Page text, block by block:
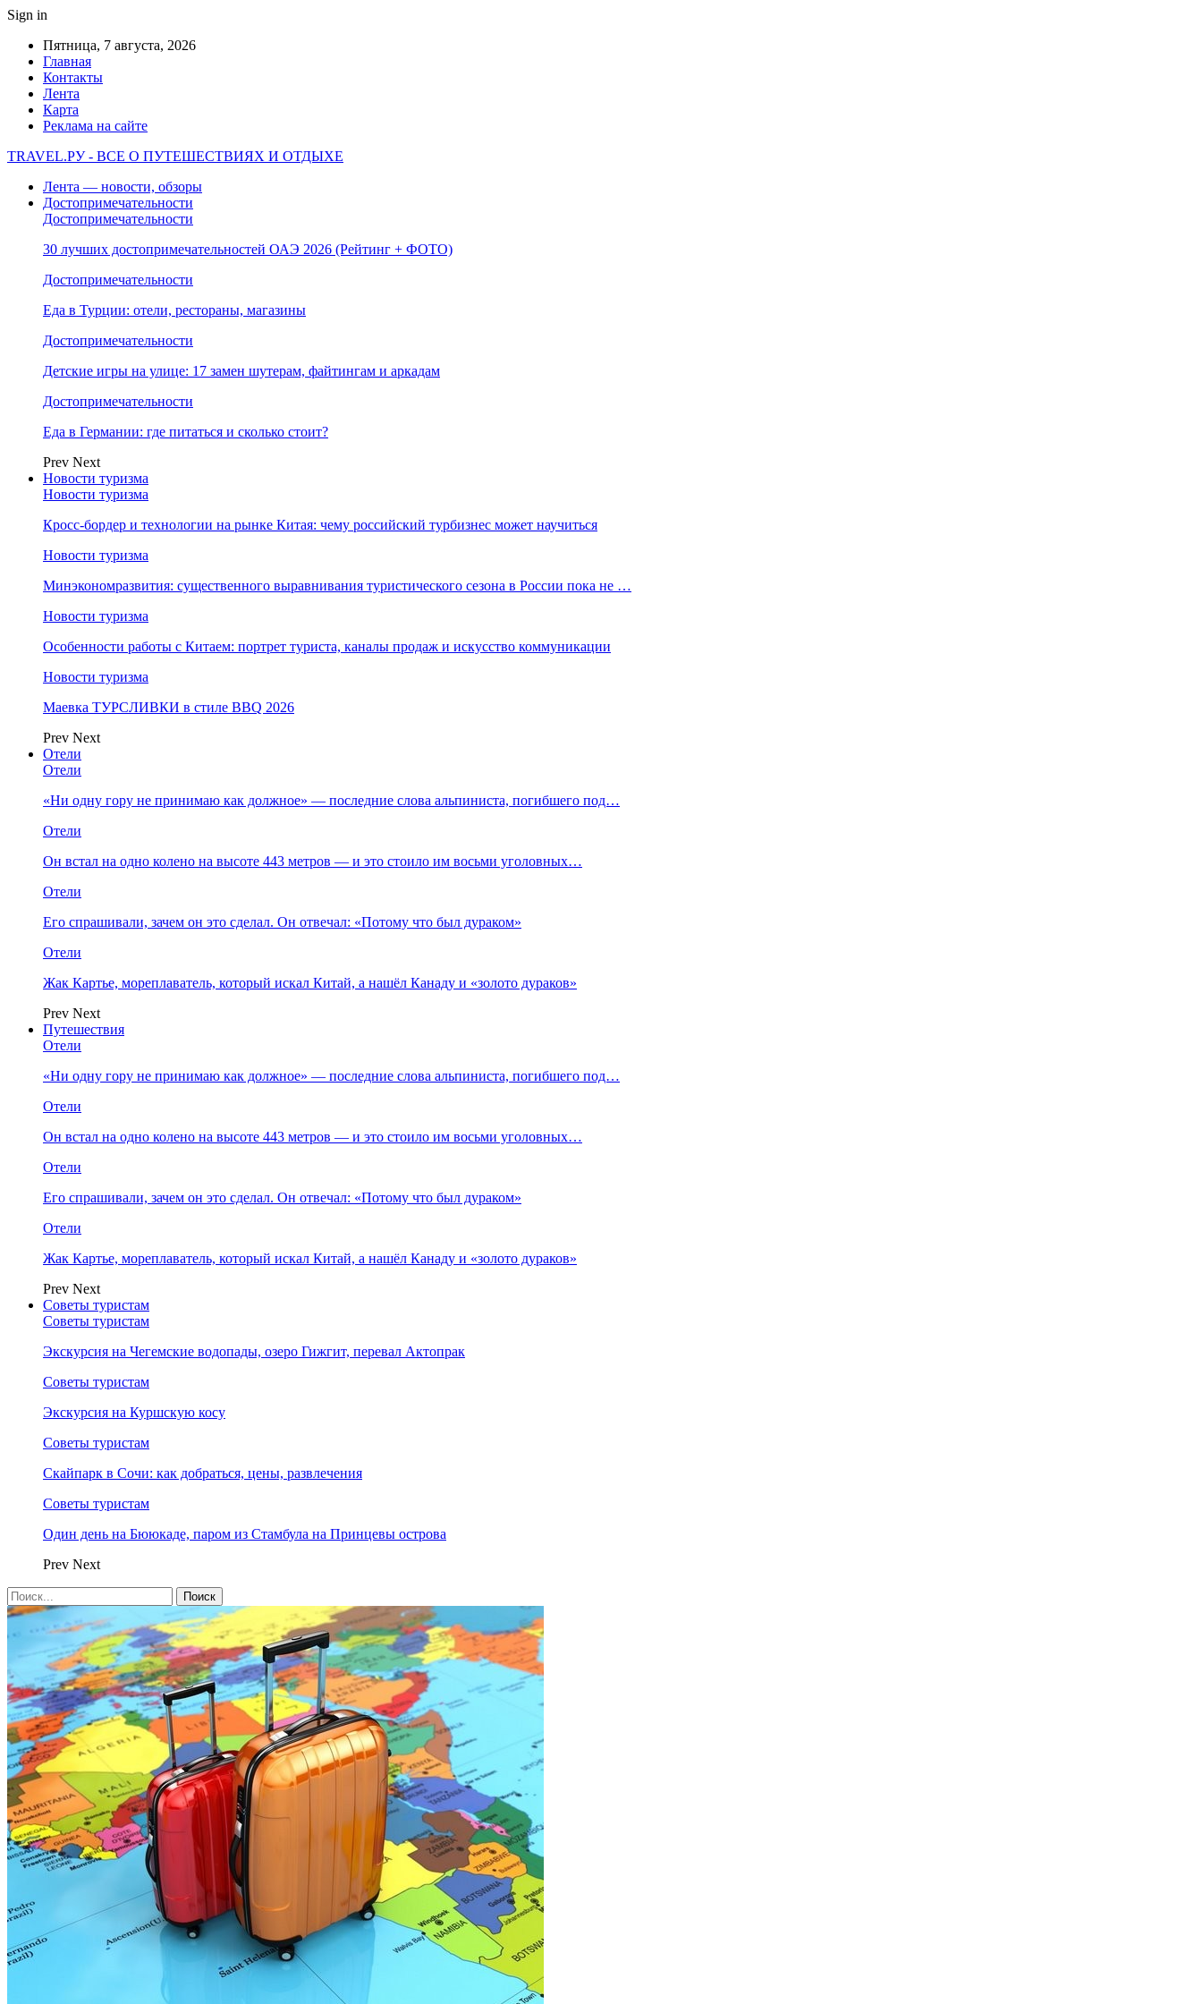
Sign in
Пятница, 7 августа, 2026
Главная
Контакты
Лента
Карта
Реклама на сайте
TRAVEL.РУ - ВСЕ О ПУТЕШЕСТВИЯХ И ОТДЫХЕ
Лента — новости, обзоры
Достопримечательности
Достопримечательности
30 лучших достопримечательностей ОАЭ 2026 (Рейтинг + ФОТО)
Достопримечательности
Еда в Турции: отели, рестораны, магазины
Достопримечательности
Детские игры на улице: 17 замен шутерам, файтингам и аркадам
Достопримечательности
Еда в Германии: где питаться и сколько стоит?
Prev Next
Новости туризма
Новости туризма
Кросс-бордер и технологии на рынке Китая: чему российский турбизнес может научиться
Новости туризма
Минэкономразвития: существенного выравнивания туристического сезона в России пока не …
Новости туризма
Особенности работы с Китаем: портрет туриста, каналы продаж и искусство коммуникации
Новости туризма
Маевка ТУРСЛИВКИ в стиле BBQ 2026
Prev Next
Отели
Отели
«Ни одну гору не принимаю как должное» — последние слова альпиниста, погибшего под…
Отели
Он встал на одно колено на высоте 443 метров — и это стоило им восьми уголовных…
Отели
Его спрашивали, зачем он это сделал. Он отвечал: «Потому что был дураком»
Отели
Жак Картье, мореплаватель, который искал Китай, а нашёл Канаду и «золото дураков»
Prev Next
Путешествия
Отели
«Ни одну гору не принимаю как должное» — последние слова альпиниста, погибшего под…
Отели
Он встал на одно колено на высоте 443 метров — и это стоило им восьми уголовных…
Отели
Его спрашивали, зачем он это сделал. Он отвечал: «Потому что был дураком»
Отели
Жак Картье, мореплаватель, который искал Китай, а нашёл Канаду и «золото дураков»
Prev Next
Советы туристам
Советы туристам
Экскурсия на Чегемские водопады, озеро Гижгит, перевал Актопрак
Советы туристам
Экскурсия на Куршскую косу
Советы туристам
Скайпарк в Сочи: как добраться, цены, развлечения
Советы туристам
Один день на Бююкаде, паром из Стамбула на Принцевы острова
Prev Next